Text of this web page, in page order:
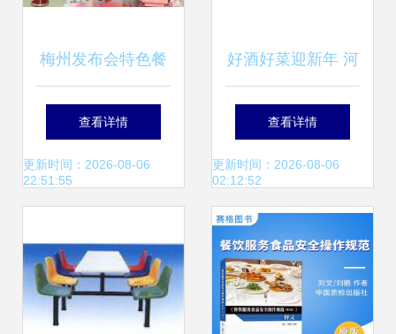
梅州发布会特色餐
饮服务 火锅宴私宴
承包引领商务宴请
查看详情
更新时间：2026-08-06
22:51:55
好酒好菜迎新年 河
南发布21款“好
酒”及44道“预制好
菜”餐饮服务
查看详情
更新时间：2026-08-06
02:12:52